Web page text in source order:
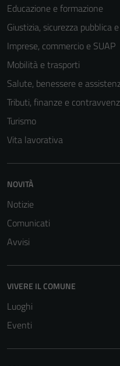
Educazione e formazione
Giustizia, sicurezza pubblica
Imprese, commercio e SUAP
Mobilità e trasporti
Salute, benessere e
Tributi, finanze e
Turismo
Vita lavorativa
NOVITÀ
Notizie
Comunicati
Avvisi
VIVERE IL COMUNE
Luoghi
Eventi